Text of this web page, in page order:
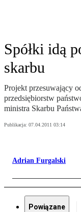
Spółki idą
skarbu
Projekt przesuwający
przedsiębiorstw
ministra Skarbu
Publikacja: 07.04.2011 03:14
Adrian Furgalski
Powiązane